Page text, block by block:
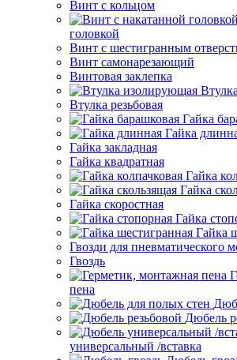
Винт с кольцом
головкой
Винт с шестигранным
Винт самонарезающий
Винтовая заклепка
Втулка резьбовая
Гайка
Гайка
Гайка закладная
Гайка квадратная
Гайка
Гайка
Гайка скоростная
Гайка
Гайка
Гвозди для пневматического
Гвоздь
пена
Дюбель
универсальный /вставка